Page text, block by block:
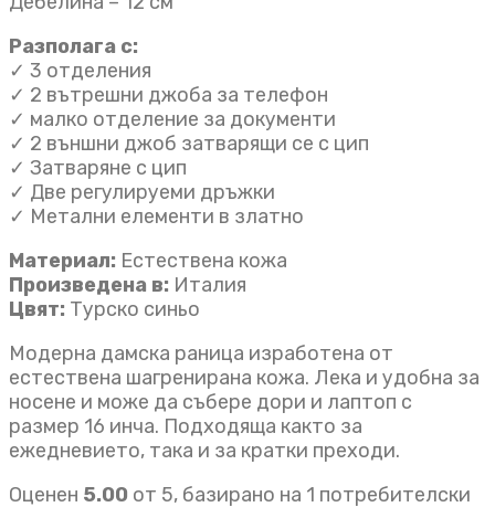
Разполага с:
✓ 3 отделения
✓ 2 вътрешни джоба за телефон
✓ малко отделение за документи
✓ 2 външни джоб затварящи се с цип
✓ Затваряне с цип
✓ Две регулируеми дръжки
✓ Метални елементи в златно
Материал: Естествена кожа
Произведена в: Италия
Цвят: Турско синьо
Модерна дамска раница изработена от
естествена шагренирана кожа. Лека и удобна за
носене и може да събере дори и лаптоп с
размер 16 инча. Подходяща както за
ежедневието, така и за кратки преходи.
Оценен 5.00 от 5, базирано на 1 потребителски